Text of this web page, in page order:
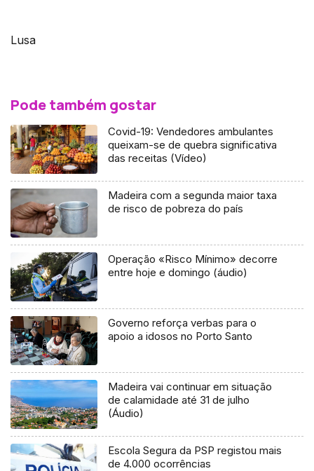
Lusa
Pode também gostar
Covid-19: Vendedores ambulantes
queixam-se de quebra significativa
das receitas (Vídeo)
Madeira com a segunda maior taxa
de risco de pobreza do país
Operação «Risco Mínimo» decorre
entre hoje e domingo (áudio)
Governo reforça verbas para o
apoio a idosos no Porto Santo
Madeira vai continuar em situação
de calamidade até 31 de julho
(Áudio)
Escola Segura da PSP registou mais
de 4.000 ocorrências